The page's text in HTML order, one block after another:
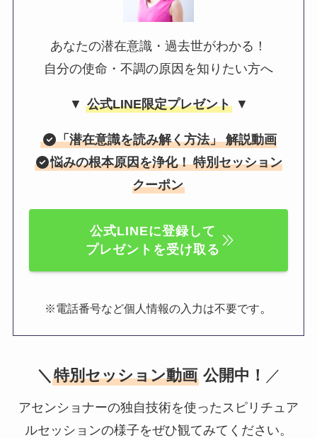
あなたの潜在意識・過去世がわかる！
自分の使命・不調の原因を知りたい方へ
▼ 公式LINE限定プレゼント▼
「潜在意識を読み解く方法」 解説動画
悩みの根本原因を浄化！ 特別セッション
クーポン
公式LINEに登録して
プレゼントを受け取る
※電話番号など個人情報の入力は不要です。
＼ 特別セッション動画公開中！ ／
アセンショナーの独自技術を使ったスピリチュア
ルセッションの様子をぜひ観てみてください。